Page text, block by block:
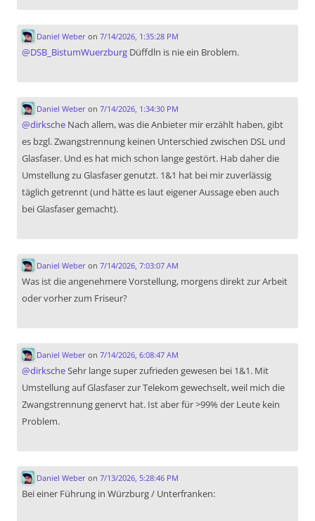
Daniel Weberon 7/14/2026, 1:35:28 PM
@DSB_BistumWuerzburg Düffdln is nie ein Broblem.
Daniel Weberon 7/14/2026, 1:34:30 PM
@dirksche Nach allem, was die Anbieter mir erzählt haben, gibt
es bzgl. Zwangstrennung keinen Unterschied zwischen DSL und
Glasfaser. Und es hat mich schon lange gestört. Hab daher die
Umstellung zu Glasfaser genutzt. 1&1 hat bei mir zuverlässig
täglich getrennt (und hätte es laut eigener Aussage eben auch
bei Glasfaser gemacht).
Daniel Weberon 7/14/2026, 7:03:07 AM
Was ist die angenehmere Vorstellung, morgens direkt zur Arbeit
oder vorher zum Friseur?
Daniel Weberon 7/14/2026, 6:08:47 AM
@dirkscheSehr lange super zufrieden gewesen bei 1&1. Mit
Umstellung auf Glasfaser zur Telekom gewechselt, weil mich die
Zwangstrennung genervt hat. Ist aber für >99% der Leute kein
Problem.
Daniel Weberon 7/13/2026, 5:28:46 PM
Bei einer Führung in Würzburg / Unterfranken: